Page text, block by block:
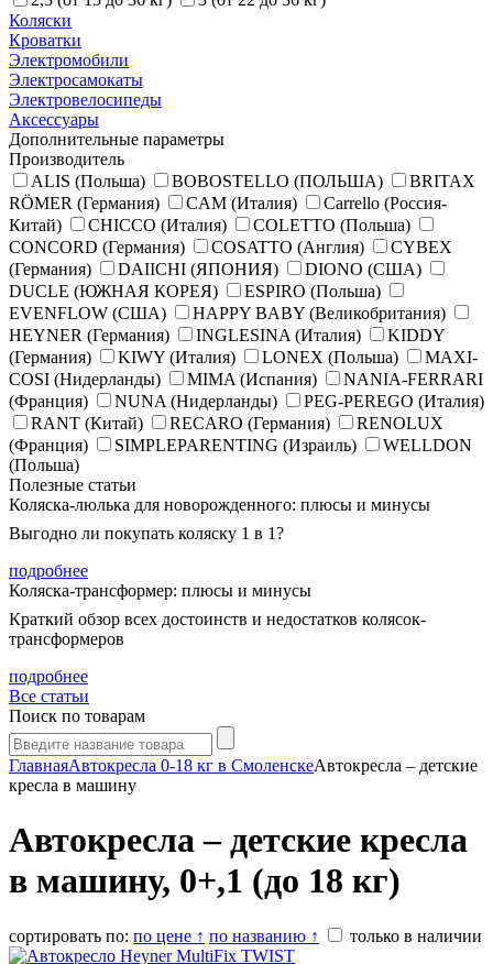
Коляски
Кроватки
Электромобили
Электросамокаты
Электровелосипеды
Аксессуары
Дополнительные параметры
Производитель
ALIS (Польша)
BOBOSTELLO (ПОЛЬША)
BRITAX
RÖMER (Германия)
CAM (Италия)
Carrello (Россия-
Китай)
CHICCO (Италия)
COLETTO (Польша)
CONCORD (Германия)
COSATTO (Англия)
CYBEX
(Германия)
DAIICHI (ЯПОНИЯ)
DIONO (США)
DUCLE (ЮЖНАЯ КОРЕЯ)
ESPIRO (Польша)
EVENFLOW (США)
HAPPY BABY (Великобритания)
HEYNER (Германия)
INGLESINA (Италия)
KIDDY
(Германия)
KIWY (Италия) LONEX (Польша)
MAXI-
COSI (Нидерланды)
MIMA (Испания)
NANIA-FERRARI
(Франция)
NUNA (Нидерланды)
PEG-PEREGO (Италия)
RANT (Китай)
RECARO (Германия)
RENOLUX
(Франция)
SIMPLEPARENTING (Израиль)
WELLDON
(Польша)
Полезные статьи
Коляска-люлька для новорожденного: плюсы и минусы
Выгодно ли покупать коляску 1 в 1?
подробнее
Коляска-трансформер: плюсы и минусы
Краткий обзор всех достоинств и недостатков колясок-
трансформеров
подробнее
Все статьи
Поиск по товарам
ГлавнаяАвтокресла 0-18 кг в СмоленскеАвтокресла – детские
кресла в машину
Автокресла – детские кресла
в машину, 0+,1 (до 18 кг)
сортировать по: по цене ↑ по названию ↑ только в наличии